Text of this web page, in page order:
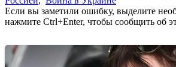
Если вы заметили ошибку, выделите
нажмите Ctrl+Enter, чтобы сообщить об